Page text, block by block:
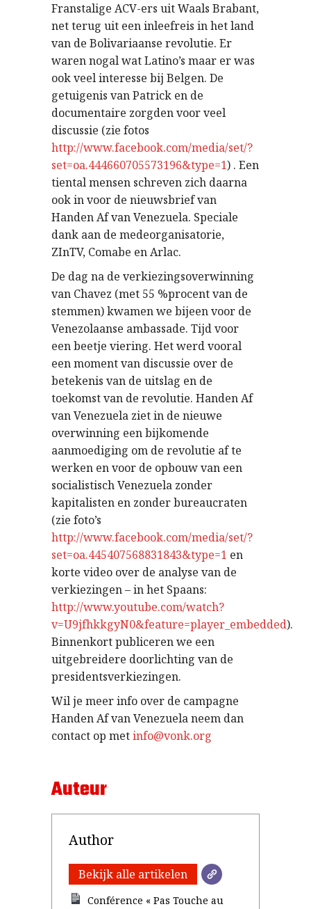
Franstalige ACV-ers uit Waals Brabant,
net terug uit een inleefreis in het land
van de Bolivariaanse revolutie. Er
waren nogal wat Latino’s maar er was
ook veel interesse bij Belgen. De
getuigenis van Patrick en de
documentaire zorgden voor veel
discussie (zie fotos
http://www.facebook.com/media/set/?
set=oa.444660705573196&type=1) . Een
tiental mensen schreven zich daarna
ook in voor de nieuwsbrief van
Handen Af van Venezuela. Speciale
dank aan de medeorganisatorie,
ZInTV, Comabe en Arlac.
De dag na de verkiezingsoverwinning
van Chavez (met 55 %procent van de
stemmen) kwamen we bijeen voor de
Venezolaanse ambassade. Tijd voor
een beetje viering. Het werd vooral
een moment van discussie over de
betekenis van de uitslag en de
toekomst van de revolutie. Handen Af
van Venezuela ziet in de nieuwe
overwinning een bijkomende
aanmoediging om de revolutie af te
werken en voor de opbouw van een
socialistisch Venezuela zonder
kapitalisten en zonder bureaucraten
(zie foto’s
http://www.facebook.com/media/set/?
set=oa.445407568831843&type=1 en
korte video over de analyse van de
verkiezingen – in het Spaans:
http://www.youtube.com/watch?
v=U9jfhkkgyN0&feature=player_embedded).
Binnenkort publiceren we een
uitgebreidere doorlichting van de
presidentsverkiezingen.
Wil je meer info over de campagne
Handen Af van Venezuela neem dan
contact op metinfo@vonk.org
Auteur
Author
Bekijk alle artikelen
Conférence « Pas Touche au